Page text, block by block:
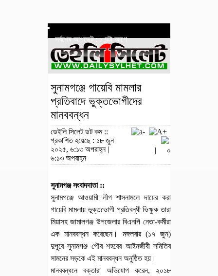
সর্বশেষ আপডেট : ১ ঘন্টা আগে
সুনামগঞ্জে গায়েবি মামলার
প্রতিবাদে ভুক্তভোগীদের
মানববন্ধন
ডেইলি সিলেট ডট কম ::
প্রকাশিত হয়েছে : ১৮ জুন
২০২৫, ৬:১৩ অপরাহ্ন |
৬:১৩ অপরাহ্ন
| ০
সুনামগঞ্জ সংবাদদাতা ::
সুনামগঞ্জে আওয়ামী লীগ শাসনামলে দায়ের করা
গায়েবি মামলায় ভুক্তভোগী প্রতিবন্ধী ভিক্ষুক তারা
মিয়াসহ জামালগঞ্জ উপজেলার বিএনপি নেতা-কর্মীরা
এক মানববন্ধন করেছেন। মঙ্গলবার (১৭ জুন)
দুপুরে সুনামগঞ্জ পৌর শহরের আইনজীবী সমিতির
সামনের সড়কে এই মানববন্ধন অনুষ্ঠিত হয়।
মানববন্ধনে বক্তারা অভিযোগ করেন, ২০১৮